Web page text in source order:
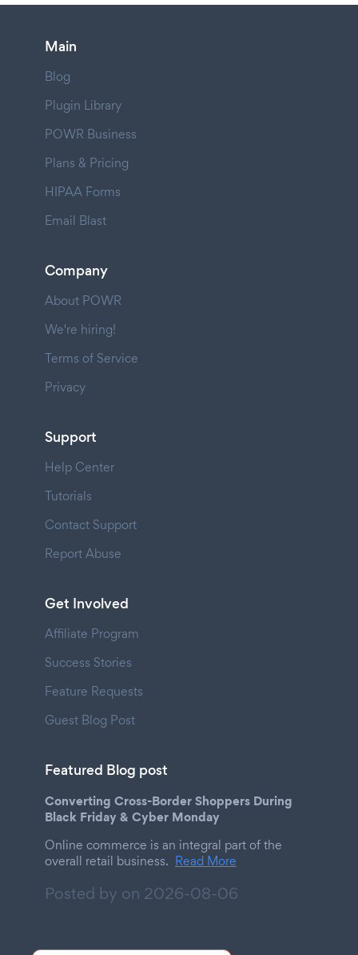
Main
Blog
Plugin Library
POWR Business
Plans & Pricing
HIPAA Forms
Email Blast
Company
About POWR
We're hiring!
Terms of Service
Privacy
Support
Help Center
Tutorials
Contact Support
Report Abuse
Get Involved
Affiliate Program
Success Stories
Feature Requests
Guest Blog Post
Featured Blog post
Converting Cross-Border Shoppers During
Black Friday & Cyber Monday
Online commerce is an integral part of the
overall retail business. Read More
Posted by on 2026-08-06